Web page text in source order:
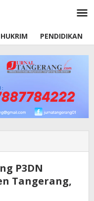
HUKRIM PENDIDIKAN
P3DN
Tangerang,